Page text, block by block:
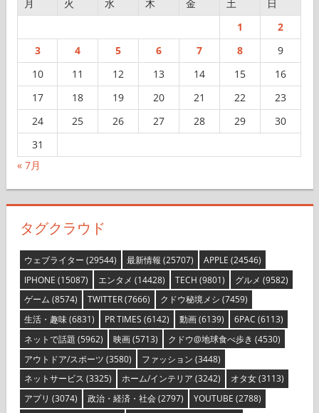
月 火 水 木 金 土
日
1
2
3
4 5 6 7 8
9
10
11 12 13 14 15
16
17
18 19 20 21 22
23
24
25 26 27 28 29
30
31
« 7月
タグクラウド
ウェブライター (29544) 最新情報 (25707) APPLE (24546)
IPHONE (15087) エンタメ (14428) TECH (9801) グルメ (9582)
ゲーム (8574) TWITTER(7666) クドウ秘境メシ (7459)
生活・趣味(6831) PR TIMES (6142) 動画(6139) 6PAC (6113)
ネットで話題 (5962) 映画(5713) クドウ@地球食べ歩き (4530)
アウトドア/スポーツ (3580) ファッション (3448)
ネットサービス (3325) ホーム/インテリア (3242) オタ女(3113)
アプリ (3074) 政治・経済・社会(2797) YOUTUBE (2788)